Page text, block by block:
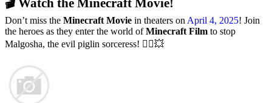
Don’t miss the Minecraft Movie in theaters on April 4, 2025! Join
the heroes as they enter the world ofMinecraft Film to stop
Malgosha, the evil piglin sorceress! 🧙‍♀️💥